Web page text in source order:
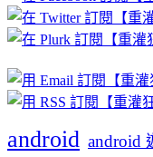
分
類
android android